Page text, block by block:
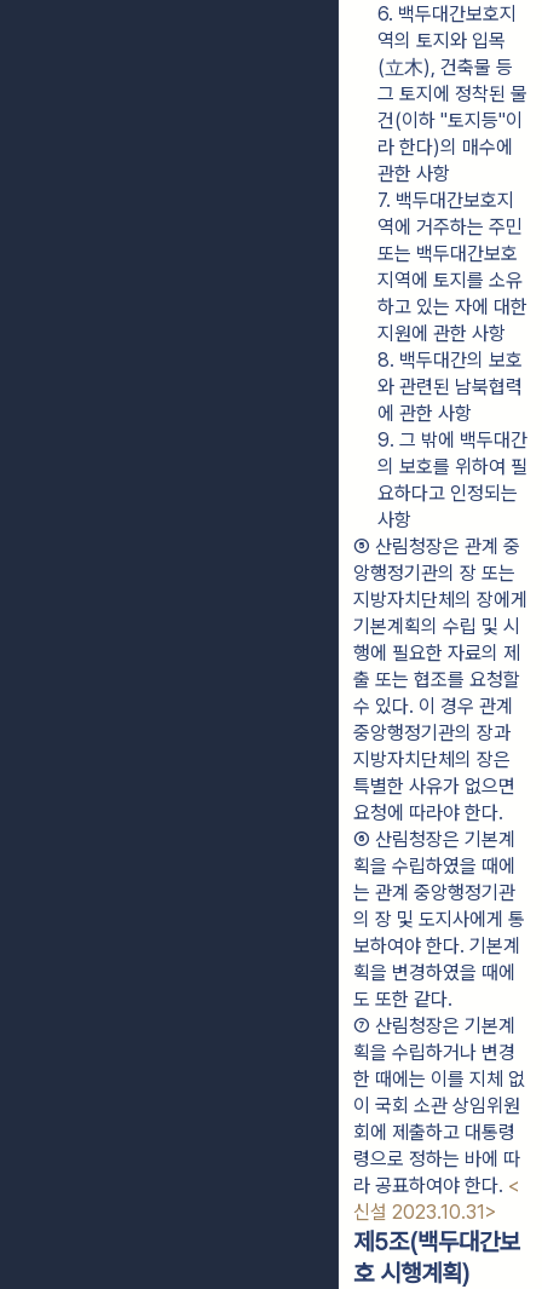
6. 백두대간보호지
역의 토지와 입목
(立木), 건축물 등
그 토지에 정착된 물
건(이하 "토지등"이
라 한다)의 매수에
관한 사항
7. 백두대간보호지
역에 거주하는 주민
또는 백두대간보호
지역에 토지를 소유
하고 있는 자에 대한
지원에 관한 사항
8. 백두대간의 보호
와 관련된 남북협력
에 관한 사항
9. 그 밖에 백두대간
의 보호를 위하여 필
요하다고 인정되는
사항
⑤ 산림청장은 관계 중
앙행정기관의 장 또는
지방자치단체의 장에게
기본계획의 수립 및 시
행에 필요한 자료의 제
출 또는 협조를 요청할
수 있다. 이 경우 관계
중앙행정기관의 장과
지방자치단체의 장은
특별한 사유가 없으면
요청에 따라야 한다.
⑥ 산림청장은 기본계
획을 수립하였을 때에
는 관계 중앙행정기관
의 장 및 도지사에게 통
보하여야 한다. 기본계
획을 변경하였을 때에
도 또한 같다.
⑦ 산림청장은 기본계
획을 수립하거나 변경
한 때에는 이를 지체 없
이 국회 소관 상임위원
회에 제출하고 대통령
령으로 정하는 바에 따
라 공표하여야 한다. <
신설 2023.10.31>
제5조(백두대간보
호 시행계획)